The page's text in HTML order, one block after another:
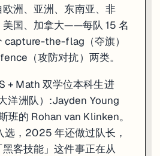
洲、亚洲、东南亚、非
美国、加拿大——每队 15 名
capture-the-flag（夺旗）
（攻防对抗）两类。
+ Math 双学位本科生进
洋洲队）:Jayden Young
班的 Rohan van Klinken。
选，2025 年还做过队长，
客技能」这件事正在从